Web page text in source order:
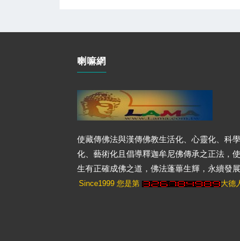
喇嘛網
使藏傳佛法與漢傳佛教生活化、心靈化、科學
化、藝術化且倡導釋迦牟尼佛傳承之正法，
生有正確成佛之道，佛法蓬蓽生輝，永續發展
Since1999 您是第 大德